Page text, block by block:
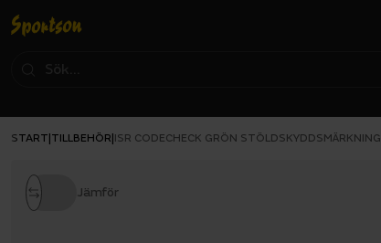
START TILLBEHÖR ISR CODECHECK GRÖN STÖLDSKYDDSMÄRKNING
Jämför